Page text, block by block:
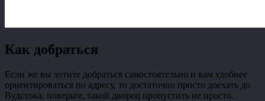
Как добраться
Если же вы хотите добраться самостоятельно и вам удобнее
ориентироваться по адресу, то достаточно просто доехать до
Вудстока, поверьте, такой дворец пропустить не просто.